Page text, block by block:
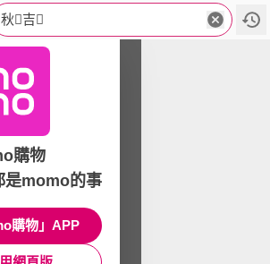
秋吉
購物
是momo的事
購物」APP